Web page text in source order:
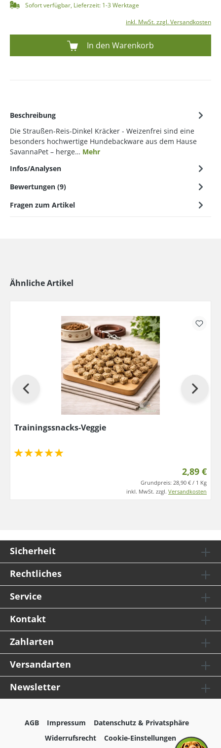
Sofort verfügbar, Lieferzeit: 1-3 Werktage
inkl. MwSt. zzgl. Versandkosten
In den Warenkorb
Beschreibung
Die Straußen-Reis-Dinkel Kräcker - Weizenfrei sind eine
besonders hochwertige Hundebackware aus dem Hause
SavannaPet – herge… Mehr
Infos/Analysen
Bewertungen (9)
Fragen zum Artikel
Ähnliche Artikel
Trainingssnacks-Veggie
2,89 €
Grundpreis: 28,90 € / 1 Kg
inkl. MwSt. zzgl. Versandkosten
Sicherheit
Rechtliches
Service
Kontakt
Zahlarten
Versandarten
Newsletter
AGB Impressum
Datenschutz & Privatsphäre
Widerrufsrecht
Cookie-Einstellungen